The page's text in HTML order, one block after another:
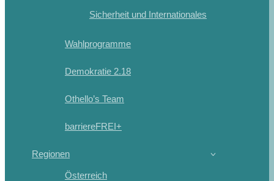
Sicherheit und Internationales
Wahlprogramme
Demokratie 2.18
Othello’s Team
barriereFREI+
Regionen
Österreich